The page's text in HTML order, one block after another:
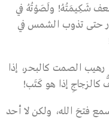
شَكِيمَتُهُ! ولَصَوْتُهُ في
حتى تذوب الشمس في
رهيب الصمت كالبحر، إذا
إذا هو كَتَب!
فتحَ الله، ولكن لا أحد